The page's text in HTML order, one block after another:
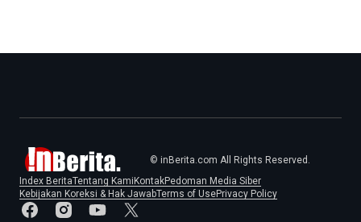
© inBerita.com All Rights Reserved.
Index BeritaTentang Kami KontakPedoman Media Siber
Kebijakan Koreksi & Hak JawabTerms of UsePrivacy Policy